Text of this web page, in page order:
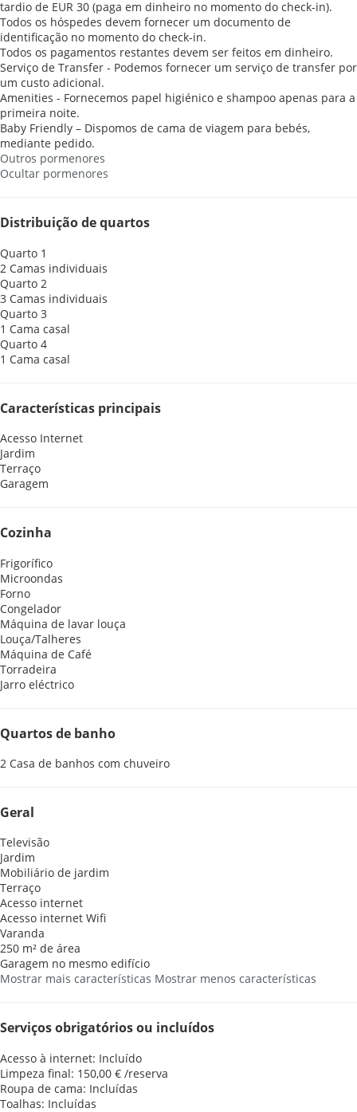
tardio de EUR 30 (paga em dinheiro no momento do check-in).
Todos os hóspedes devem fornecer um documento de
identificação no momento do check-in.
Todos os pagamentos restantes devem ser feitos em dinheiro.
Serviço de Transfer - Podemos fornecer um serviço de transfer por
um custo adicional.
Amenities - Fornecemos papel higiénico e shampoo apenas para a
primeira noite.
Baby Friendly – Dispomos de cama de viagem para bebés,
mediante pedido.
Outros pormenores
Ocultar pormenores
Distribuição de quartos
Quarto 1
2 Camas individuais
Quarto 2
3 Camas individuais
Quarto 3
1 Cama casal
Quarto 4
1 Cama casal
Características principais
Acesso Internet
Jardim
Terraço
Garagem
Cozinha
Frigorífico
Microondas
Forno
Congelador
Máquina de lavar louça
Louça/Talheres
Máquina de Café
Torradeira
Jarro eléctrico
Quartos de banho
2 Casa de banhos com chuveiro
Geral
Televisão
Jardim
Mobiliário de jardim
Terraço
Acesso internet
Acesso internet Wifi
Varanda
250 m² de área
Garagem no mesmo edifício
Mostrar mais características Mostrar menos características
Serviços obrigatórios ou incluídos
Acesso à internet: Incluído
Limpeza final: 150,00 € /reserva
Roupa de cama: Incluídas
Toalhas: Incluídas